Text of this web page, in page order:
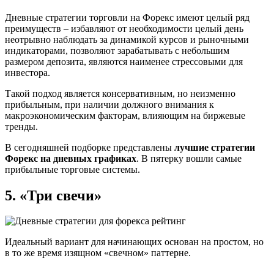
Дневные стратегии торговли на Форекс имеют целый ряд
преимуществ – избавляют от необходимости целый день
неотрывно наблюдать за динамикой курсов и рыночными
индикаторами, позволяют зарабатывать с небольшим
размером депозита, являются наименее стрессовыми для
инвестора.
Такой подход является консервативным, но неизменно
прибыльным, при наличии должного внимания к
макроэкономическим факторам, влияющим на биржевые
тренды.
В сегодняшней подборке представлены лучшие стратегии
Форекс на дневных графиках. В пятерку вошли самые
прибыльные торговые системы.
5. «Три свечи»
Идеальный вариант для начинающих основан на простом, но
в то же время изящном «свечном» паттерне.